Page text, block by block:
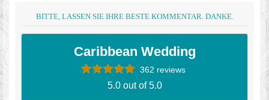
BITTE, LASSEN SIE IHRE BESTE KOMMENTAR. DANKE.
Caribbean Wedding
362 reviews
5.0 out of 5.0